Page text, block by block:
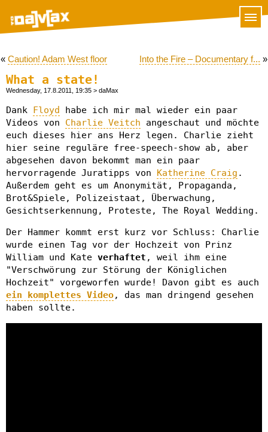
« Caution! Adam West floor Into the Fire – Documentary f... »
What a state!
Wednesday, 17.8.2011, 19:35 > daMax
Dank Floyd
habe ich mir mal wieder ein paar
Videos von Charlie Veitch angeschaut und möchte
euch dieses hier ans Herz legen. Charlie zieht
hier seine reguläre free-speech-show ab, aber
abgesehen davon bekommt man ein paar
hervorragende Juratipps von Katherine Craig .
Außerdem geht es um Anonymität, Propaganda,
Brot&Spiele, Polizeistaat, Überwachung,
Gesichtserkennung, Proteste, The Royal Wedding.
Der Hammer kommt erst kurz vor Schluss: Charlie
wurde einen Tag vor der Hochzeit von Prinz
William und Kate verhaftet , weil ihm eine
"Verschwörung zur Störung der Königlichen
Hochzeit" vorgeworfen wurde! Davon gibt es auch
ein komplettes Video, das man dringend gesehen
haben sollte.